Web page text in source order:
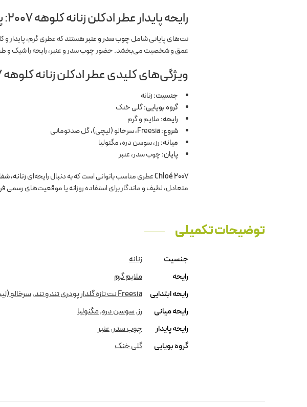
رایحه پایدار عطر ادکلن زنانه کلوهه 2007: پایه‌ای چوبی و ماندگار
نت‌های پایانی شاملچوب سدر و عنبرهستند که عطری گرم، پایدار
عمق و شخصیت می‌بخشد. حضور چوب سدر و عنبر، رایحه را شیک و
ویژگی‌های کلیدی عطر ادکلن زنانه کلوهه 2007
جنسیت:زنانه
گروه بویایی:گلی خنک
رایحه:ملایم و گرم
شروع:
میانه:رز، سوسن دره، مگنولیا
پایان:چوب سدر، عنبر
Chloé 2007عطری مناسب بانوانی است که به دنبال رایحه‌ایزنانه،
متعادل، لطیف و ماندگار برای استفاده روزانه یا موقعیت‌های رسمی
توضیحات تکمیلی
جنسیت
زنانه
رایحه
ملایم گرم
رایحه ابتدایی
Freesia نت تازه گلدار پودری تند و تند ,سرخالو
رایحه میانی
رز,سوسن دره,مگنولیا
رایحه پایدار
چوب سدر,عنبر
گروه بویایی
گلی خنک